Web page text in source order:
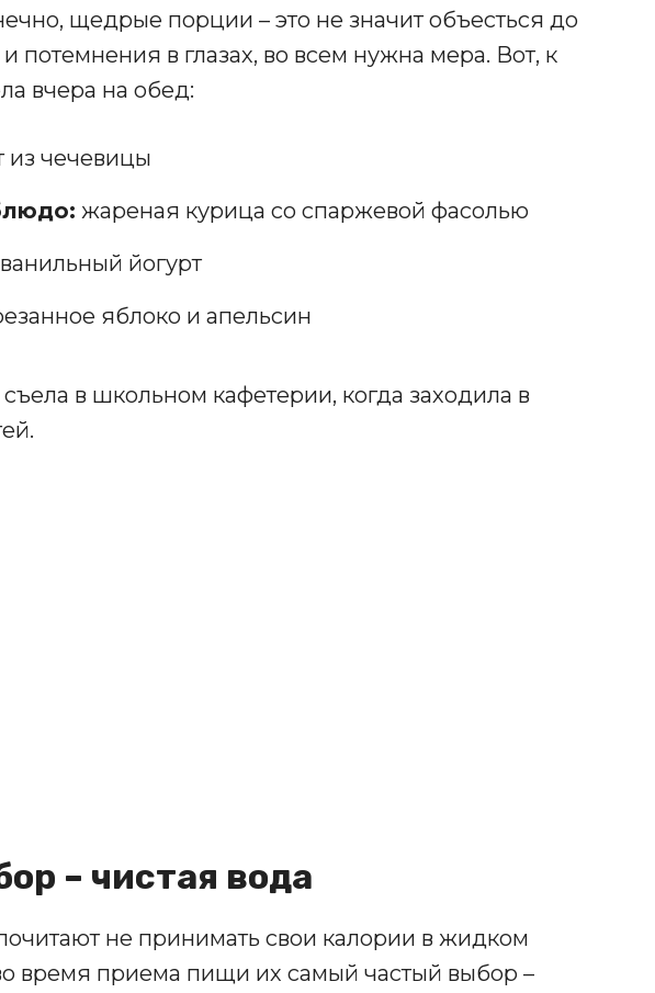
щедрые порции – это не значит объесться до
потемнения в глазах, во всем нужна мера. Вот, к
вчера на обед:
из чечевицы
жареная курица со спаржевой фасолью
ванильный йогурт
яблоко и апельсин
съела в школьном кафетерии, когда заходила в
– чистая вода
не принимать свои калории в жидком
время приема пищи их самый частый выбор –